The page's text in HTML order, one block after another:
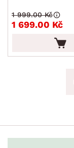
1 699.00 Kč
1 999.00 Kč